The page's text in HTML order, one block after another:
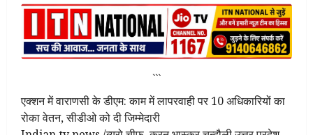
```
एक्शन में वाराणसी के डीएम: काम में लापरवाही पर 10 अधिकारियों का
रोका वेतन, सीडीओ को दी जिम्मेदारी